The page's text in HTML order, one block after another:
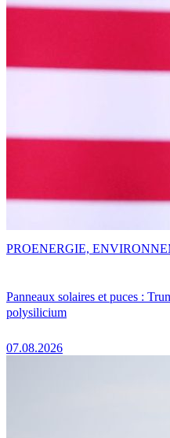
Panneaux solaires et puces :
polysilicium
07.08.2026
PROENERGIE,